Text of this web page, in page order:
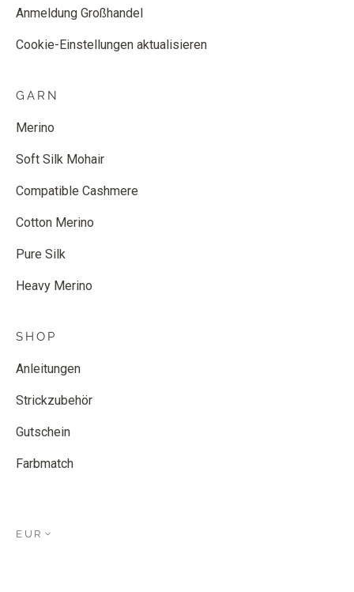
Anmeldung Großhandel
Cookie-Einstellungen aktualisieren
GARN
Merino
Soft Silk Mohair
Compatible Cashmere
Cotton Merino
Pure Silk
Heavy Merino
SHOP
Anleitungen
Strickzubehör
Gutschein
Farbmatch
EUR